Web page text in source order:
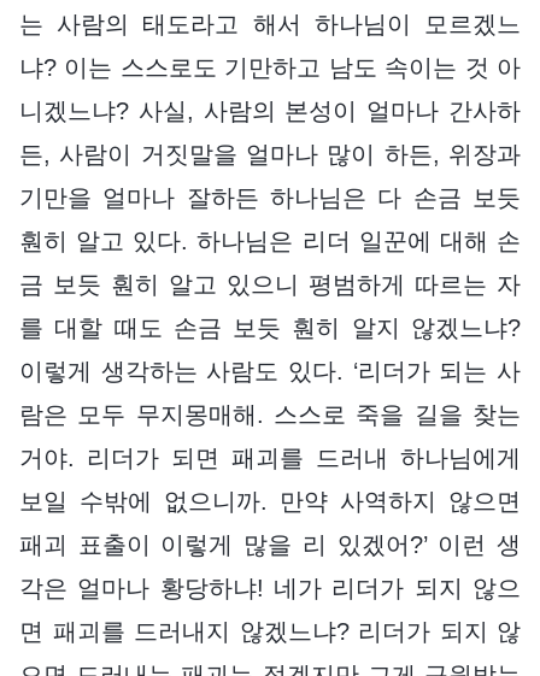
는 사람의 태도라고 해서 하나님이 모르겠느
냐? 이는 스스로도 기만하고 남도 속이는 것 아
니겠느냐? 사실, 사람의 본성이 얼마나 간사하
든, 사람이 거짓말을 얼마나 많이 하든, 위장과
기만을 얼마나 잘하든 하나님은 다 손금 보듯
훤히 알고 있다. 하나님은 리더 일꾼에 대해 손
금 보듯 훤히 알고 있으니 평범하게 따르는 자
를 대할 때도 손금 보듯 훤히 알지 않겠느냐?
이렇게 생각하는 사람도 있다. ‘리더가 되는 사
람은 모두 무지몽매해. 스스로 죽을 길을 찾는
거야. 리더가 되면 패괴를 드러내 하나님에게
보일 수밖에 없으니까. 만약 사역하지 않으면
패괴 표출이 이렇게 많을 리 있겠어?’ 이런 생
각은 얼마나 황당하냐! 네가 리더가 되지 않으
면 패괴를 드러내지 않겠느냐? 리더가 되지 않